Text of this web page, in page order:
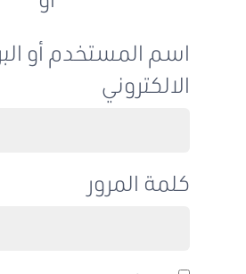
اسم المستخدم أو البريد
الالكتروني
كلمة المرور